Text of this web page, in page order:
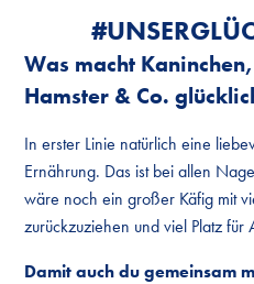
Was macht
Hamster & Co.
In erster Linie natürlich eine
Ernährung. Das ist bei allen
wäre noch ein großer Käfig mit
zurückzuziehen und viel Platz für
Damit auch du gemeinsam